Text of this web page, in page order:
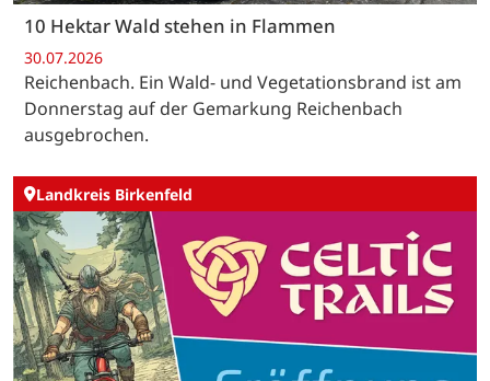
10 Hektar Wald stehen in Flammen
30.07.2026
Reichenbach. Ein Wald- und Vegetationsbrand ist am
Donnerstag auf der Gemarkung Reichenbach
ausgebrochen.
Landkreis Birkenfeld